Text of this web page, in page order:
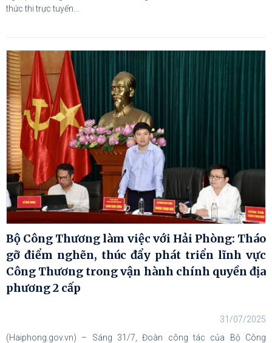
thức thi trực tuyến...
Bộ Công Thương làm việc với Hải Phòng: Tháo
gỡ điểm nghẽn, thúc đẩy phát triển lĩnh vực
Công Thương trong vận hành chính quyền địa
phương 2 cấp
31/07/2025
(Haiphong.gov.vn) – Sáng 31/7, Đoàn công tác của Bộ Công